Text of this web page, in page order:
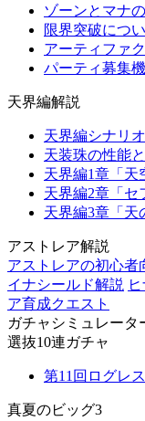
ゾーンとマナ
限界突破につ
アーティファ
パーティ募集
天界編解説
天界編シナリ
天装珠の性能
天界編1章「天
天界編2章「セ
天界編3章「天
アストレア解説
アストレアの初心者
イナシールド解説
ア育成クエスト
ガチャシミュレータ
選抜10連ガチャ
第11回ログレ
真夏のビッグ3